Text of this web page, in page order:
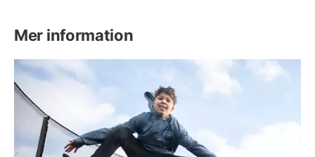
Mer information